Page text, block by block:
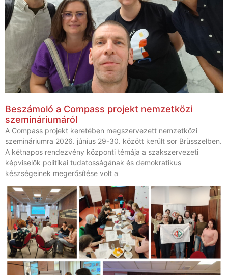
Beszámoló a Compass projekt nemzetközi
szemináriumáról
A Compass projekt keretében megszervezett nemzetközi
szemináriumra 2026. június 29-30. között került sor Brüsszelben.
A kétnapos rendezvény központi témája a szakszervezeti
képviselők politikai tudatosságának és demokratikus
készségeinek megerősítése volt a